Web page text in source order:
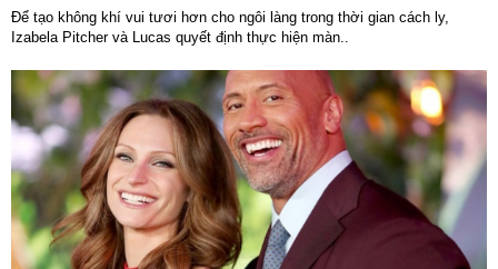
Để tạo không khí vui tươi hơn cho ngôi làng trong thời gian cách ly,
Izabela Pitcher và Lucas quyết định thực hiện màn..